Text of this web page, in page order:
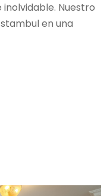
Nuestro
en una